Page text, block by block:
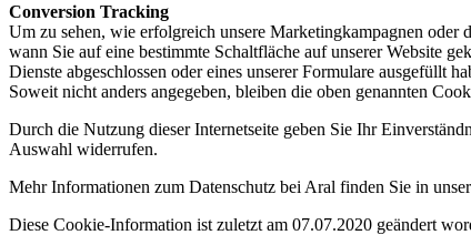
Conversion Tracking
Um zu sehen, wie erfolgreich unsere Marketingkampagnen
wann Sie auf eine bestimmte Schaltfläche auf unserer Website
Dienste abgeschlossen oder eines unserer Formulare ausgefüllt
Soweit nicht anders angegeben, bleiben die oben genannten
Durch die Nutzung dieser Internetseite geben Sie Ihr
Auswahl widerrufen.
Mehr Informationen zum Datenschutz bei Aral finden Sie in
Diese Cookie-Information ist zuletzt am 07.07.2020 geändert